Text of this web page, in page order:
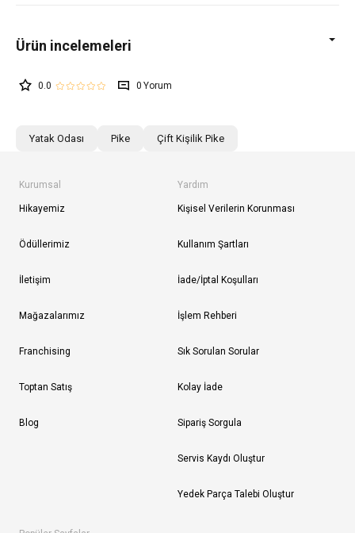
0.0 0
Yatak Odası Pike Çift Kişilik Pike
Kurumsal
Hikayemiz
Ödüllerimiz
İletişim
Mağazalarımız
Franchising
Toptan Satış
Blog
Yardım
Kişisel Verilerin Korunması
Kullanım Şartları
İade/İptal Koşulları
İşlem Rehberi
Sık Sorulan Sorular
Kolay İade
Sipariş Sorgula
Servis Kaydı Oluştur
Yedek Parça Talebi Oluştur